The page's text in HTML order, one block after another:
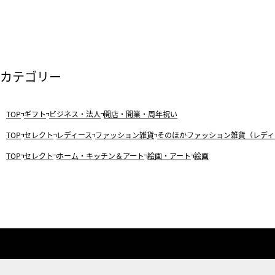
カテゴリー
TOP ギフト ビジネス・法人 開店・開業・周年祝い
TOP セレクト レディース ファッション雑貨 そのほかファッション雑貨（レディ
TOP セレクト ホーム・キッチン＆アート 絵画・アート 絵画